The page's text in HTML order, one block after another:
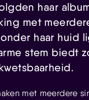
haar
met
haar huid
stem biedt
met meerdere